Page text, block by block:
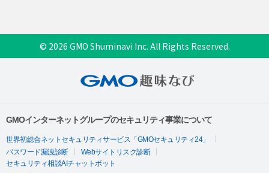
© 2026 GMO Shuminavi Inc. All Rights Reserved.